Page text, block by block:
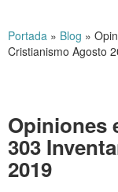
Portada » Blog »
Cristianismo Agosto
Opiniones
303
2019